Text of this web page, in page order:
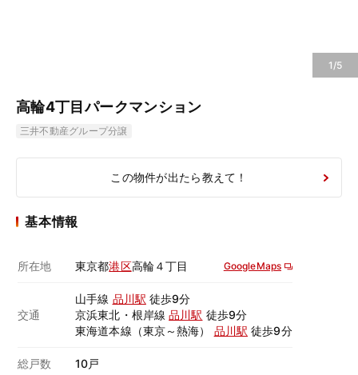
1/5
高輪4丁目パークマンション
三井不動産グループ分譲
この物件が出たら教えて！
基本情報
所在地 東京都港区高輪４丁目 GoogleMaps
交通
山手線 品川駅 徒歩9分
京浜東北・根岸線品川駅 徒歩9分
東海道本線（東京～熱海） 品川駅 徒歩9分
総戸数 10戸